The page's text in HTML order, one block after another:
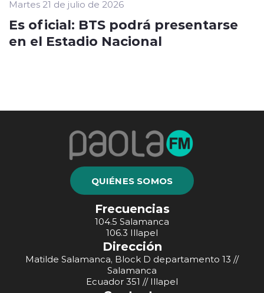
Martes 21 de julio de 2026
Es oficial: BTS podrá presentarse
en el Estadio Nacional
QUIÉNES SOMOS
Frecuencias
104.5 Salamanca
106.3 Illapel
Dirección
Matilde Salamanca, Block D departamento 13 //
Salamanca
Ecuador 351 // Illapel